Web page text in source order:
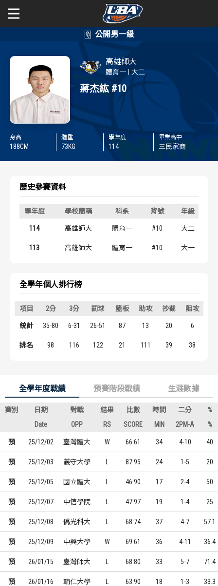
公開男一級
學年度
賽事資訊
賽程表
戰績排行
球隊資訊
歷屆冠軍
歷屆個人獎得主
公開女一級
學年度
賽事資訊
賽程表
戰績排行
球隊資訊
歷屆冠軍
歷屆個人獎得主
二級與一般組
新聞
高雄師大
體育一 大二
蔣杰紘 #10
身高
188CM
體重
73KG
學年度
114
畢業高中
三民家商
歷史參賽資料
學年度 學校簡稱 科系 背號 年級
114 高雄師大 體育一 #10 大二
113 高雄師大 體育一 #10 大一
全學年個人排行榜
項目 2分 3分 罰球 籃板 助攻 抄截 阻攻
統計 35-80 6-31 26-51 87 13 20 6
排名 98 116 122 21 111 39 38
全學年度戰績 預賽階段戰績 生涯數據
賽別 日期 對戰 結果 比數 時間 二分
%
Date
OPP RS SCORE MIN 2PM-A %
預 25/12/02 臺灣體大 W 66:61 34 4-10 40
預 25/12/03 義守大學 87:95 24 1-5 20
預 25/12/05 國立體大 46:90 17 2-4 50
預 25/12/07 中信學院 47:97 19 1-4 25
預 25/12/08 僑光科大 68:74 37 4-7 57.1
預 25/12/09 中興大學 W 69:61 36 4-11 36.4
預 26/01/15 臺灣師大 68:80 33 5-7 71.4
預 26/01/16 輔仁大學 63:90 18 1-3 33.3